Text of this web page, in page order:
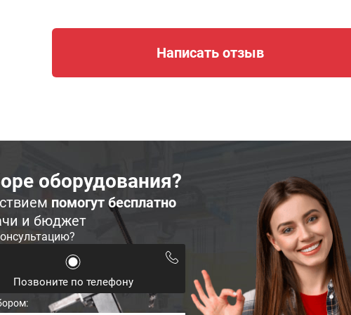
Написать отзыв
оборудования?
помогут бесплатно
и бюджет
Позвоните по телефону